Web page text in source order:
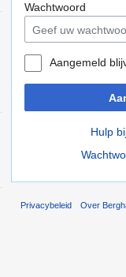
Wachtwoord
Aangemeld
Hulp
Privacybeleid Over